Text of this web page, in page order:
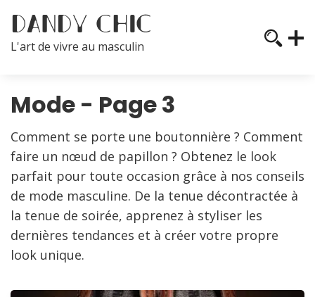
L'art de vivre au masculin
Mode - Page 3
Comment se porte une boutonnière ? Comment
faire un nœud de papillon ? Obtenez le look
parfait pour toute occasion grâce à nos conseils
de mode masculine. De la tenue décontractée à
la tenue de soirée, apprenez à styliser les
dernières tendances et à créer votre propre
look unique.